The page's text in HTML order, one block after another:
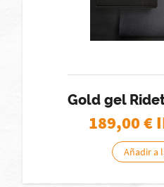
Gold gel
189,00€
Añadir a